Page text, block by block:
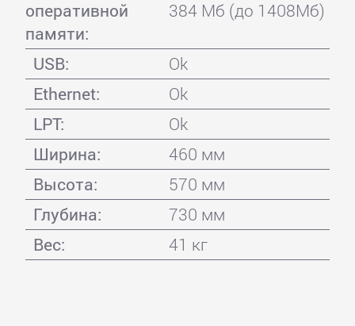
оперативной
памяти:
384 Мб (до 1408Мб)
USB:
Ok
Ethernet:
Ok
LPT:
Ok
Ширина:
460 мм
Высота:
570 мм
Глубина:
730 мм
Вес:
41 кг